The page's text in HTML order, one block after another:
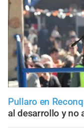
Pullaro en
al desarrollo y no